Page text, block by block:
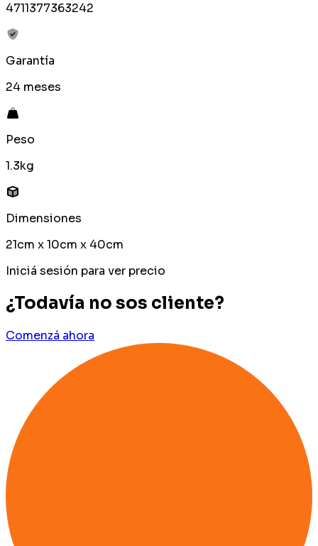
4711377363242
Garantía
24 meses
Peso
1.3kg
Dimensiones
21cm x 10cm x 40cm
Iniciá sesión para ver precio
¿Todavía no sos cliente?
Comenzá ahora